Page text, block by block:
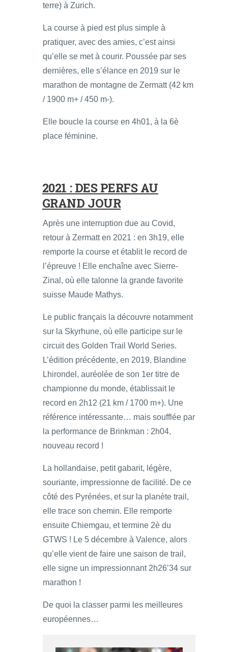
terre) à Zurich.
La course à pied est plus simple à
pratiquer, avec des amies, c’est ainsi
qu’elle se met à courir. Poussée par ses
dernières, elle s’élance en 2019 sur le
marathon de montagne de Zermatt (42 km
/ 1900 m+ / 450 m-).
Elle boucle la course en 4h01, à la 6è
place féminine.
2021 : DES PERFS AU
GRAND JOUR
Après une interruption due au Covid,
retour à Zermatt en 2021 : en 3h19, elle
remporte la course et établit le record de
l’épreuve ! Elle enchaîne avec Sierre-
Zinal, où elle talonne la grande favorite
suisse Maude Mathys.
Le public français la découvre notamment
sur la Skyrhune, où elle participe sur le
circuit des Golden Trail World Series.
L’édition précédente, en 2019, Blandine
Lhirondel, auréolée de son 1er titre de
championne du monde, établissait le
record en 2h12 (21 km / 1700 m+). Une
référence intéressante… mais soufflée par
la performance de Brinkman : 2h04,
nouveau record !
La hollandaise, petit gabarit, légère,
souriante, impressionne de facilité. De ce
côté des Pyrénées, et sur la planète trail,
elle trace son chemin. Elle remporte
ensuite Chiemgau, et termine 2è du
GTWS ! Le 5 décembre à Valence, alors
qu’elle vient de faire une saison de trail,
elle signe un impressionnant 2h26’34 sur
marathon !
De quoi la classer parmi les meilleures
européennes…